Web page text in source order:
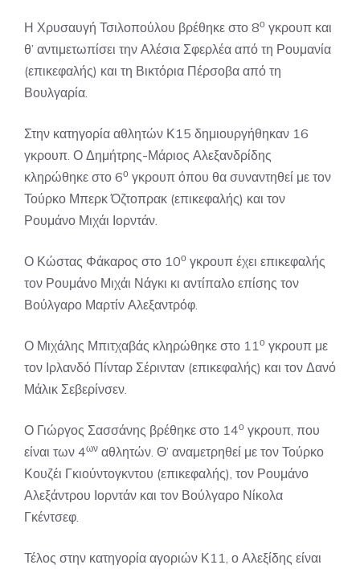
Η Χρυσαυγή Τσιλοπούλου βρέθηκε στο 8ο γκρουπ και
θ’ αντιμετωπίσει την Αλέσια Σφερλέα από τη Ρουμανία
(επικεφαλής) και τη Βικτόρια Πέρσοβα από τη
Βουλγαρία.
Στην κατηγορία αθλητών Κ15 δημιουργήθηκαν 16
γκρουπ. Ο Δημήτρης-Μάριος Αλεξανδρίδης
κληρώθηκε στο 6ο γκρουπ όπου θα συναντηθεί με τον
Τούρκο Μπερκ Όζτοπρακ (επικεφαλής) και τον
Ρουμάνο Μιχάι Ιορντάν.
Ο Κώστας Φάκαρος στο 10ο γκρουπ έχει επικεφαλής
τον Ρουμάνο Μιχάι Νάγκι κι αντίπαλο επίσης τον
Βούλγαρο Μαρτίν Αλεξαντρόφ.
Ο Μιχάλης Μπιτχαβάς κληρώθηκε στο 11ο γκρουπ με
τον Ιρλανδό Πίνταρ Σέρινταν (επικεφαλής) και τον Δανό
Μάλικ Σεβερίνσεν.
Ο Γιώργος Σασσάνης βρέθηκε στο 14ο γκρουπ, που
είναι των 4ων αθλητών. Θ’ αναμετρηθεί με τον Τούρκο
Κουζέι Γκιούντογκντου (επικεφαλής), τον Ρουμάνο
Αλεξάντρου Ιορντάν και τον Βούλγαρο Νίκολα
Γκέντσεφ.
Τέλος στην κατηγορία αγοριών Κ11, ο Αλεξίδης είναι